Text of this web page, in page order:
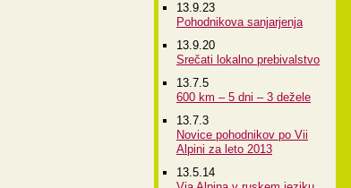
13.9.23
Pohodnikova sanjarjenja
13.9.20
Srečati lokalno prebivalstvo
13.7.5
600 km – 5 dni – 3 dežele
13.7.3
Novice pohodnikov po Vii
Alpini za leto 2013
13.5.14